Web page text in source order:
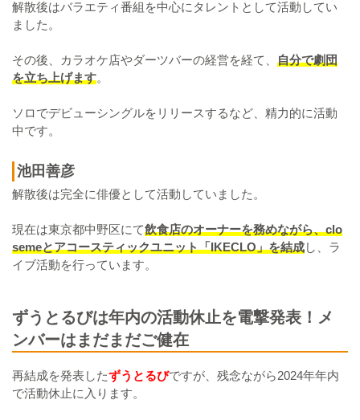
解散後はバラエティ番組を中心にタレントとして活動してい
ました。
その後、カラオケ店やダーツバーの経営を経て、 自分で劇団
を立ち上げます。
ソロでデビューシングルをリリースするなど、精力的に活動
中です。
池田善彦
解散後は完全に俳優として活動していました。
現在は東京都中野区にて飲食店のオーナーを務めながら、clo
semeとアコースティックユニット「IKECLO」を結成し、ラ
イブ活動を行っています。
ずうとるびは年内の活動休止を電撃発表！メ
ンバーはまだまだご健在
再結成を発表したずうとるびですが、残念ながら2024年年内
で活動休止に入ります。